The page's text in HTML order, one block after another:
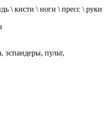
\ кисти \ ноги \ пресс \ руки
эспандеры, пульт,